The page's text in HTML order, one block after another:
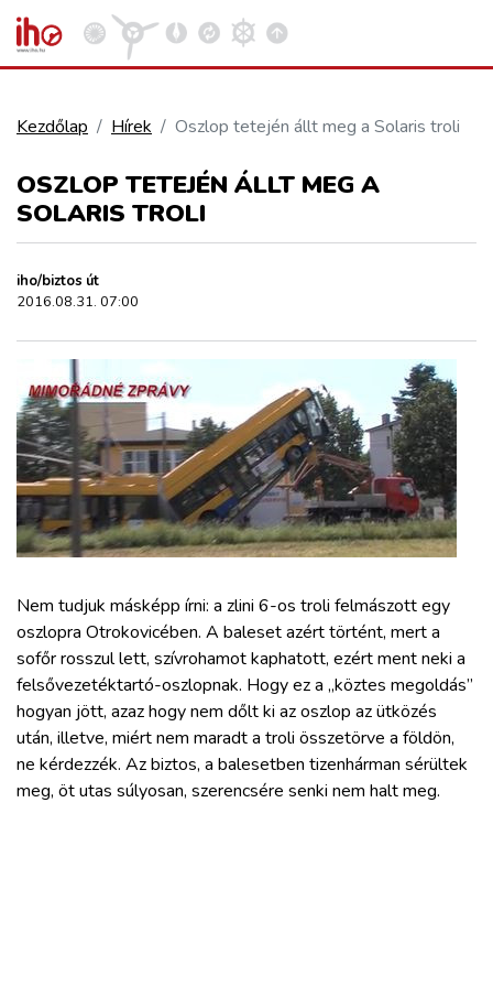
REPÜLÉS
KÖZLEKEDÉSFEJLESZTÉS
ELLÁTÁSI LÁNC
ZÖLDÚT
HAJÓZÁS
BLOG
ARCHÍVUM
WEBSHOP
Kezdőlap Hírek Oszlop tetején állt meg a Solaris troli
OSZLOP TETEJÉN ÁLLT MEG A
SOLARIS TROLI
iho/biztos út
2016.08.31. 07:00
Nem tudjuk másképp írni: a zlini 6-os troli felmászott egy
oszlopra Otrokovicében. A baleset azért történt, mert a
sofőr rosszul lett, szívrohamot kaphatott, ezért ment neki a
felsővezetéktartó-oszlopnak. Hogy ez a „köztes megoldás”
hogyan jött, azaz hogy nem dőlt ki az oszlop az ütközés
után, illetve, miért nem maradt a troli összetörve a földön,
ne kérdezzék. Az biztos, a balesetben tizenhárman sérültek
meg, öt utas súlyosan, szerencsére senki nem halt meg.